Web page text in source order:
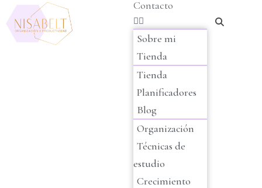
Contacto
Sobre mi
Tienda
Tienda
Planificadores
Blog
Organización
Técnicas de
estudio
Crecimiento